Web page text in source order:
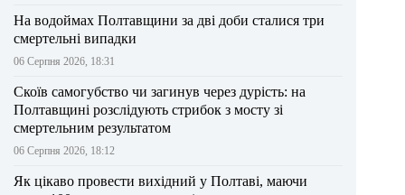
На водоймах Полтавщини за дві доби сталися три
смертельні випадки
06 Серпня 2026, 18:31
Скоїв самогубство чи загинув через дурість: на
Полтавщині розслідують стрибок з мосту зі
смертельним результатом
06 Серпня 2026, 18:12
Як цікаво провести вихідний у Полтаві, маючи